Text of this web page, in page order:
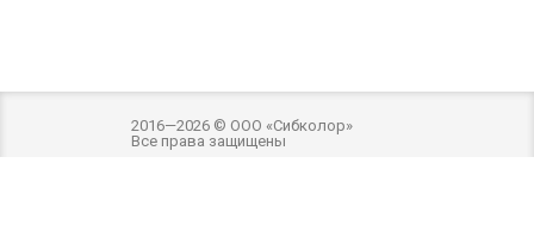
2016—2026 © ООО «Сибколор»
Все права защищены